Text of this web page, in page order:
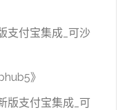
支付宝集成_可沙
》
版支付宝集成_可